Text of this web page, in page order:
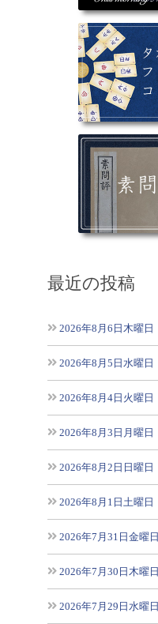
最近の投稿
2026年8月6日木曜日
2026年8月5日水曜日
2026年8月4日火曜日
2026年8月3日月曜日
2026年8月2日日曜日
2026年8月1日土曜日
2026年7月31日金曜日
2026年7月30日木曜日
2026年7月29日水曜日